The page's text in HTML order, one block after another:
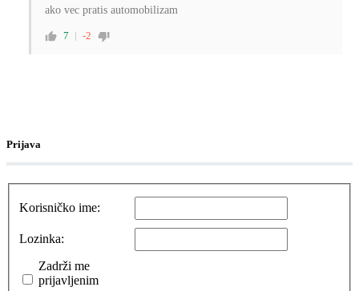
ako vec pratis automobilizam
7 -2
Prijava
Korisničko ime:
Lozinka:
Zadrži me
prijavljenim